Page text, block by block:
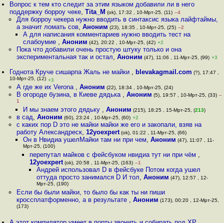
Вопрос к тем кто следит за этим языком добавили ли в него
поддержку борроу чеке,Tita_M (ok), 17:32 , 10-Мрт-25, (11) –4
Для борроу чекера нужно вводить в синтаксис языка лайфтаймы,
а значит ломать сов, Аноним (23), 18:35 , 10-Мрт-25, (25) –2
А для написания комментариев нужно вводить тест на
слабоумие , Аноним (42), 20:22 , 10-Мрт-25, (42) +2
Пока что добавили очень простую штуку только и она
экспериментальная так и остал, Аноним (47), 11:06 , 11-Мрт-25, (99) +3
Годнота Круче сишарпа Жаль не майки , blevakagmail.com (?), 17:47 ,
10-Мрт-25, (12) +3
А где же их Verona , Аноним (22), 18:34 , 10-Мрт-25, (24)
В огороде бузина, в Киеве дядька , Аноним (5), 19:57 , 10-Мрт-25, (33) –
1
И мы знаем этого дядьку , Аноним (215), 18:25 , 15-Мрт-25, (213)
в сад, Аноним (60), 23:24 , 10-Мрт-25, (60) +2
с каких пор D это не майки майки же его и закопали, взяв на
работу Александреск, 12yoexpert(ok), 01:22 , 11-Мрт-25, (66)
Он в Нвидиа ушелМайки там ни при чем, Аноним (47), 11:07 , 11-
Мрт-25, (100)
перепутал майков с фейсбуком нвидиа тут ни при чём ,
12yoexpert (ok), 20:58 , 11-Мрт-25, (163) –1
Андрей использовал D в фейсбуке Потом когда ушел
оттуда просто занимался D И тол, Аноним (47), 12:57 , 12-
Мрт-25, (190)
Если бы были майки, то было бы как ты ни пиши
кроссплатформенно, а в результате , Аноним (173), 00:20 , 12-Мрт-25,
(173)